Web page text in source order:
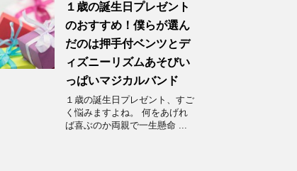
１歳の誕生日プレゼント
のおすすめ！僕らが選ん
だのは押手付ベンツとデ
ィズニーリズムあそびい
っぱいマジカルバンド
１歳の誕生日プレゼント、すご
く悩みますよね。 何をあげれ
ば喜ぶのか両親で一生懸命 ...